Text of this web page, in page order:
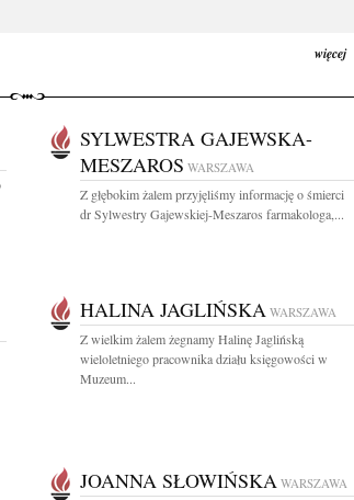
więcej
SYLWESTRA GAJEWSKA-
MESZAROS WARSZAWA
Z głębokim żalem przyjęliśmy informację o śmierci
dr Sylwestry Gajewskiej-Meszaros farmakologa,...
HALINA JAGLIŃSKA WARSZAWA
Z wielkim żalem żegnamy Halinę Jaglińską
wieloletniego pracownika działu księgowości w
Muzeum...
JOANNA SŁOWIŃSKA WARSZAWA